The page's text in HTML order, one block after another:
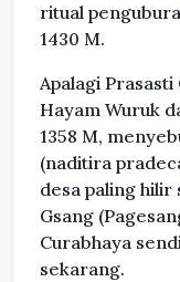
ritual
1430 M.
Apalagi
Hayam Wuruk
1358 M,
(naditira
desa paling hilir
Gsang
Curabhaya
sekarang.